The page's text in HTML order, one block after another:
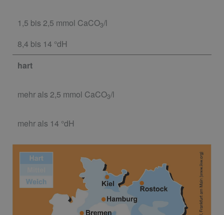
1,5 bis 2,5 mmol CaCO3/l
8,4 bis 14 °dH
hart
mehr als 2,5 mmol CaCO3/l
mehr als 14 °dH